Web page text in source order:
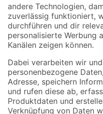
Zur Newsletter Anmeldung
Folge uns
Zahlungsarten